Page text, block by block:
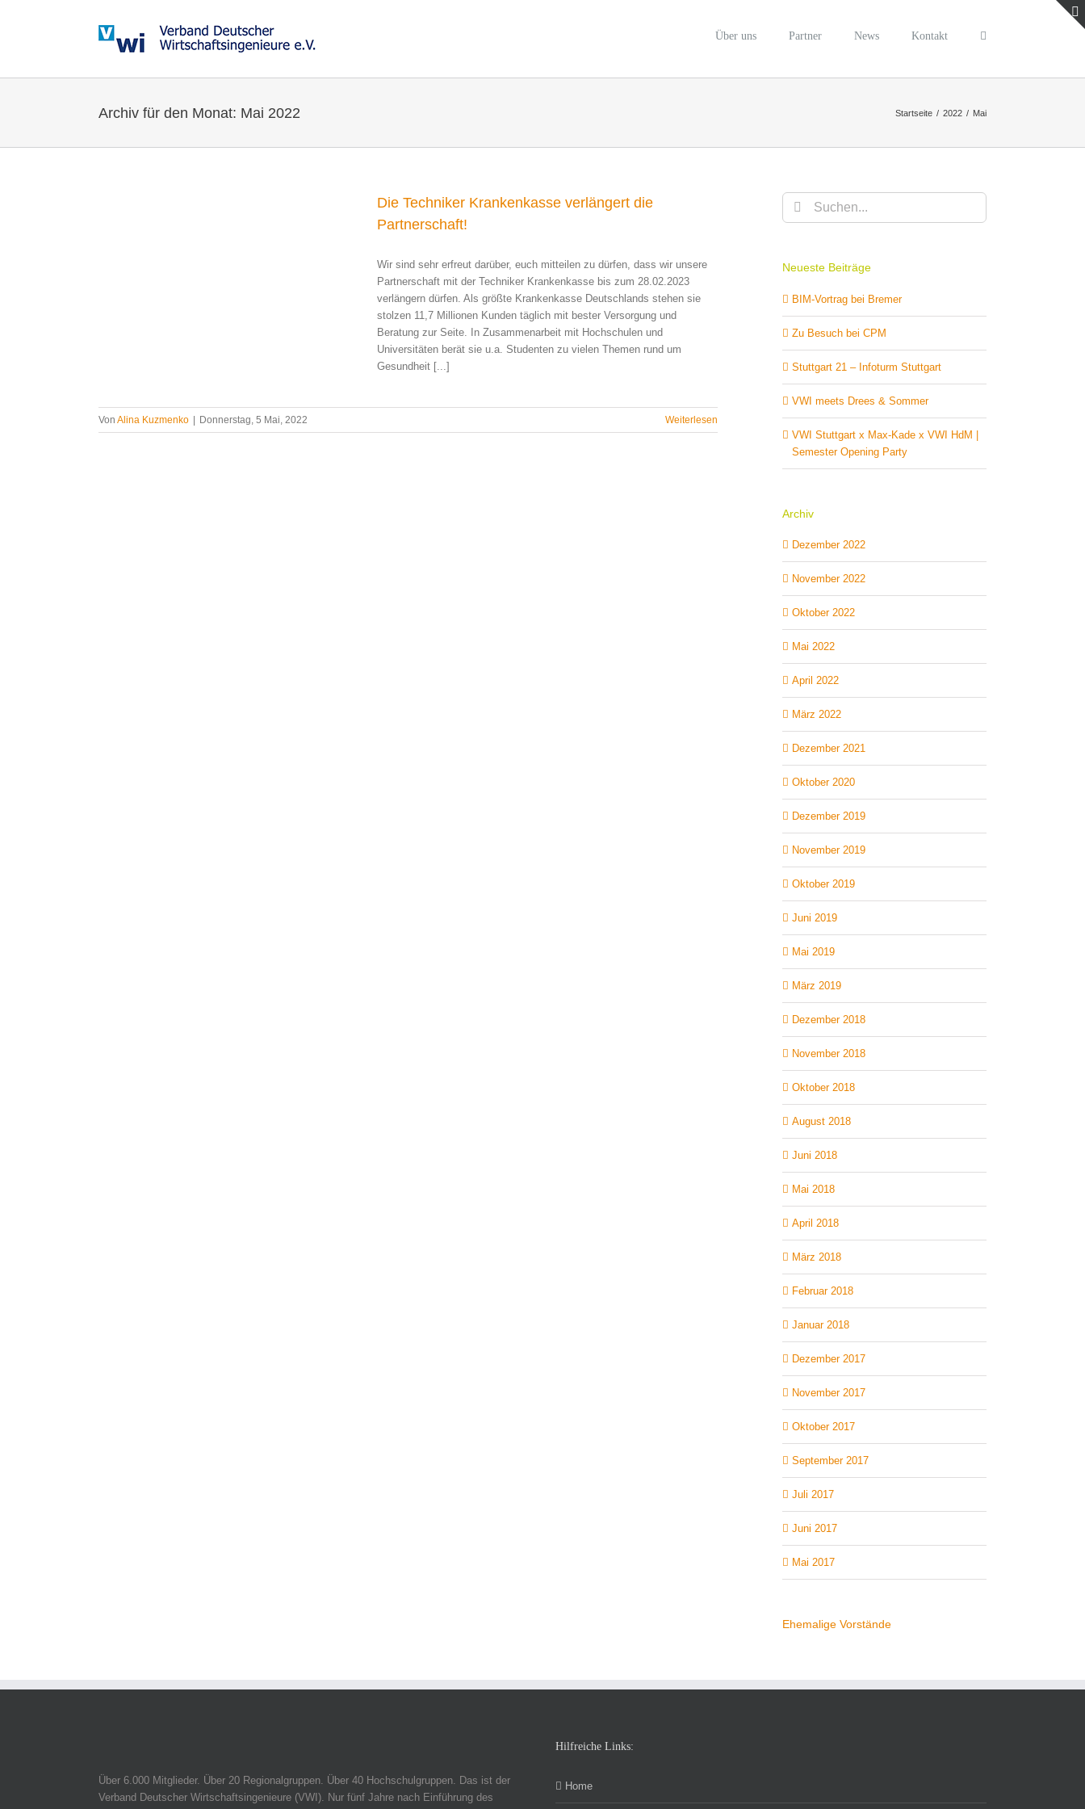
Über uns Partner News Kontakt
Archiv für den Monat: Mai 2022 Startseite / 2022 / Mai
Die Techniker Krankenkasse verlängert die
Partnerschaft!
Wir sind sehr erfreut darüber, euch mitteilen zu dürfen, dass wir unsere
Partnerschaft mit der Techniker Krankenkasse bis zum 28.02.2023
verlängern dürfen. Als größte Krankenkasse Deutschlands stehen sie
stolzen 11,7 Millionen Kunden täglich mit bester Versorgung und
Beratung zur Seite. In Zusammenarbeit mit Hochschulen und
Universitäten berät sie u.a. Studenten zu vielen Themen rund um
Gesundheit [...]
Von Alina Kuzmenko Donnerstag, 5 Mai, 2022 Weiterlesen
Suche
nach:
Neueste Beiträge
BIM-Vortrag bei Bremer
Zu Besuch bei CPM
Stuttgart 21 – Infoturm Stuttgart
VWI meets Drees & Sommer
VWI Stuttgart x Max-Kade x VWI HdM |
Semester Opening Party
Archiv
Dezember 2022
November 2022
Oktober 2022
Mai 2022
April 2022
März 2022
Dezember 2021
Oktober 2020
Dezember 2019
November 2019
Oktober 2019
Juni 2019
Mai 2019
März 2019
Dezember 2018
November 2018
Oktober 2018
August 2018
Juni 2018
Mai 2018
April 2018
März 2018
Februar 2018
Januar 2018
Dezember 2017
November 2017
Oktober 2017
September 2017
Juli 2017
Juni 2017
Mai 2017
Ehemalige Vorstände
Über 6.000 Mitglieder. Über 20 Regionalgruppen. Über 40 Hochschulgruppen. Das ist der
Verband Deutscher Wirtschaftsingenieure (VWI). Nur fünf Jahre nach Einführung des
Hilfreiche Links:
Home